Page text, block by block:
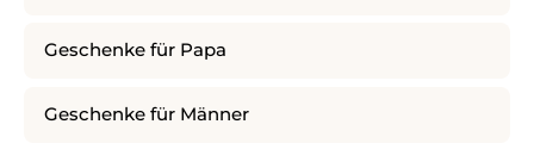
Geschenke für Papa
Geschenke für Männer